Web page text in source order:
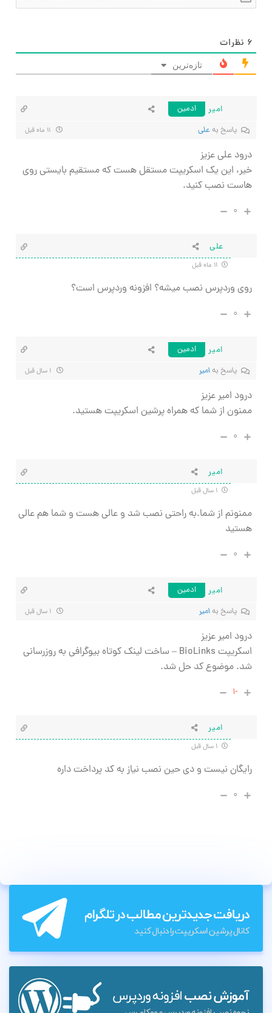
۶ نظرات
تازه‌ترین
امیر
ادمین
پاسخ بهعلی
درود علی عزیز
خیر، این یک اسکریپت مستقل هست که مستقیم بایستی روی
هاست نصب کنید.
۰
علی
روی وردپرس نصب میشه؟ افزونه وردپرس است؟
۰
امیر
ادمین
پاسخ بهامیر
درود امیر عزیز
ممنون از شما که همراه پرشین اسکریپت هستید.
۰
امیر
ممنونم از شما.به راحتی نصب شد و عالی هست و شما هم عالی
هستید
۰
امیر
ادمین
پاسخ بهامیر
درود امیر عزیز
اسکریپت BioLinks – ساخت لینک کوتاه بیوگرافی به روزرسانی
شد. موضوع کد حل شد.
-۱
امیر
رایگان نیست و دی حین نصب نیاز به کد پرداخت داره
۰